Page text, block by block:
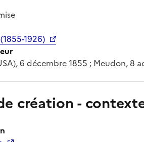
1926)
6 décembre 1855 ; Meudon, 8
création -